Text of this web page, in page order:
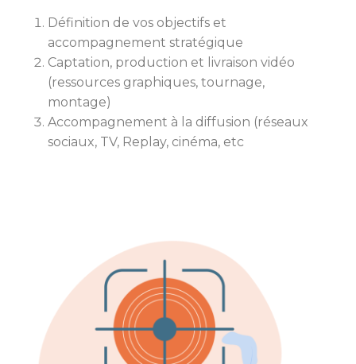
Définition de vos objectifs et
accompagnement stratégique
Captation, production et livraison vidéo
(ressources graphiques, tournage,
montage)
Accompagnement à la diffusion (réseaux
sociaux, TV, Replay, cinéma, etc